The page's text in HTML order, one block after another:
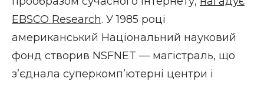
EBSCO Research. У 1985 році
американський Національний науковий
фонд створив NSFNET — магістраль, що
з’єднала суперкомп’ютерні центри і